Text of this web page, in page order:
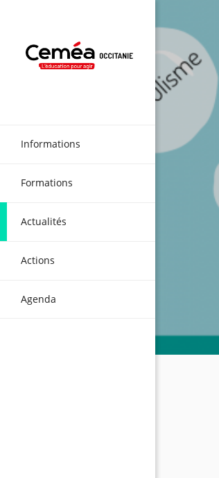
Informations
Formations
Actualités
Actions
Agenda